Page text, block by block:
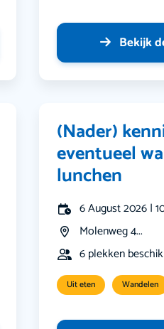
Bekijk
(Nader)
eventueel
lunchen
6 August 2026 |
Molenweg 4...
6 plekken
Uit eten Wandelen